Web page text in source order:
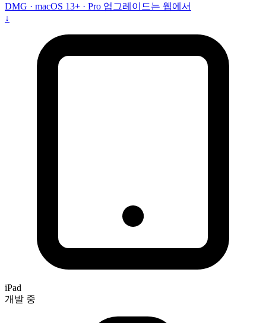
DMG · macOS 13+ · Pro 업그레이드는 웹에서
↓
iPad
개발 중